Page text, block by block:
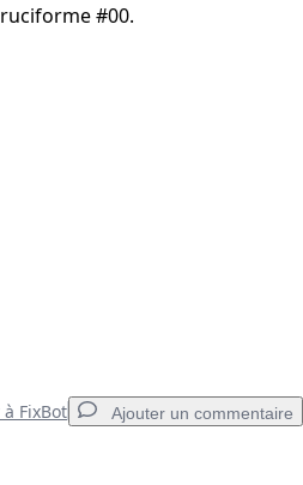
#00.
FixBot Ajouter un commentaire